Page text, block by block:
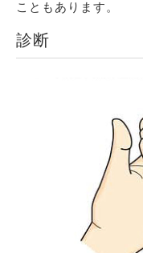
こともあります。
診断